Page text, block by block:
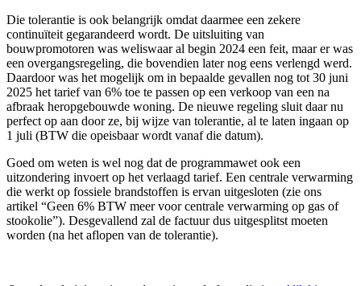
Die tolerantie is ook belangrijk omdat daarmee een zekere
continuïteit gegarandeerd wordt. De uitsluiting van
bouwpromotoren was weliswaar al begin 2024 een feit, maar er was
een overgangsregeling, die bovendien later nog eens verlengd werd.
Daardoor was het mogelijk om in bepaalde gevallen nog tot 30 juni
2025 het tarief van 6% toe te passen op een verkoop van een na
afbraak heropgebouwde woning. De nieuwe regeling sluit daar nu
perfect op aan door ze, bij wijze van tolerantie, al te laten ingaan op
1 juli (BTW die opeisbaar wordt vanaf die datum).
Goed om weten is wel nog dat de programmawet ook een
uitzondering invoert op het verlaagd tarief. Een centrale verwarming
die werkt op fossiele brandstoffen is ervan uitgesloten (zie ons
artikel “Geen 6% BTW meer voor centrale verwarming op gas of
stookolie”). Desgevallend zal de factuur dus uitgesplitst moeten
worden (na het aflopen van de tolerantie).